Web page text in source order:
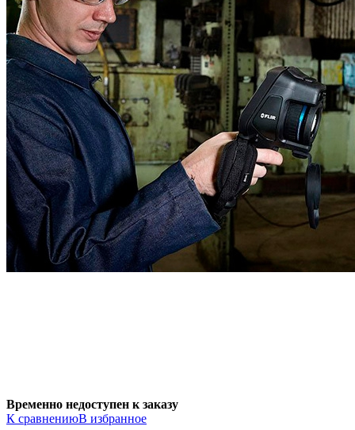
Временно недоступен к заказу
К сравнениюВ избранное